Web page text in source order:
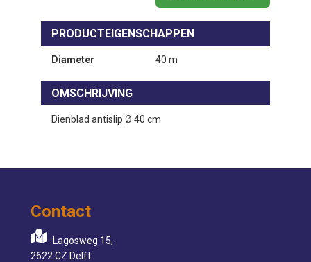
PRODUCTEIGENSCHAPPEN
Diameter 40 m
OMSCHRIJVING
Dienblad antislip Ø 40 cm
Contact
Lagosweg 15,
2622 CZ Delft